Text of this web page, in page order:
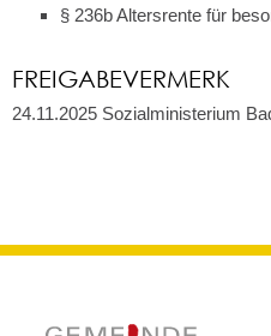
§ 236b Altersrente für
FREIGABEVERMERK
24.11.2025 Sozialministerium